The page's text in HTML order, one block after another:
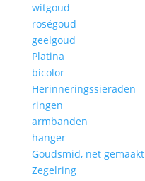
witgoud
roségoud
geelgoud
Platina
bicolor
Herinneringssieraden
ringen
armbanden
hanger
Goudsmid, net gemaakt
Zegelring